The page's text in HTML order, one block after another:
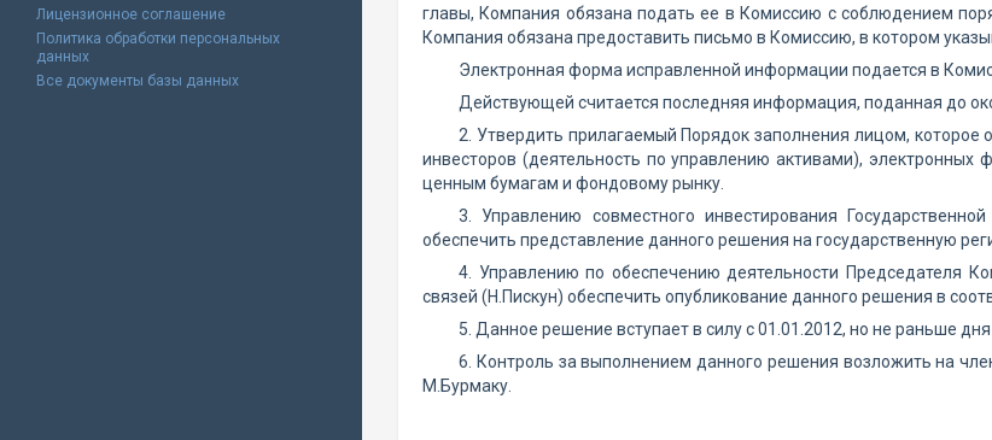
Лицензионное соглашение
Политика обработки персональных
данных
Все документы базы данных
главы, Компания обязана подать ее в Комиссию с соблюдением
Компания обязана предоставить письмо в Комиссию, в котором
Электронная форма исправленной информации подается в
Действующей считается последняя информация, поданная до
2. Утвердить прилагаемый Порядок заполнения лицом,
инвесторов (деятельность по управлению активами),
ценным бумагам и фондовому рынку.
3. Управлению совместного инвестирования
обеспечить представление данного решения на государственную
4. Управлению по обеспечению деятельности Председателя
связей (Н.Пискун) обеспечить опубликование данного решения в
5. Данное решение вступает в силу с 01.01.2012, но не раньше
6. Контроль за выполнением данного решения возложить на
М.Бурмаку.